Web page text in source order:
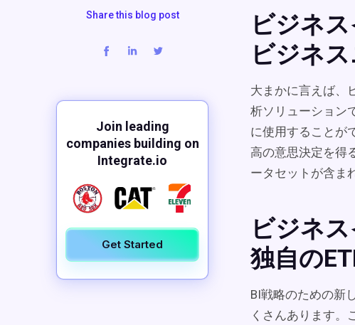
Share this blog post
Join leading
companies building on
Integrate.io
Get Started
ビジネ
ビジネ
大まかに言えば、
析ソリューション
に使用することが
高の意思決定を得
ータセットが含ま
ビジネ
独自の
BI戦略のための新
くさんあります。